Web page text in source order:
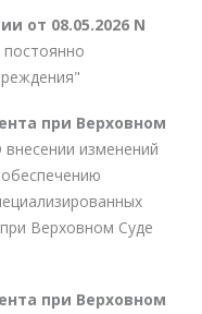
от 08.05.2026 N
при Верховном
внесении изменений
Верховном Суде
при Верховном